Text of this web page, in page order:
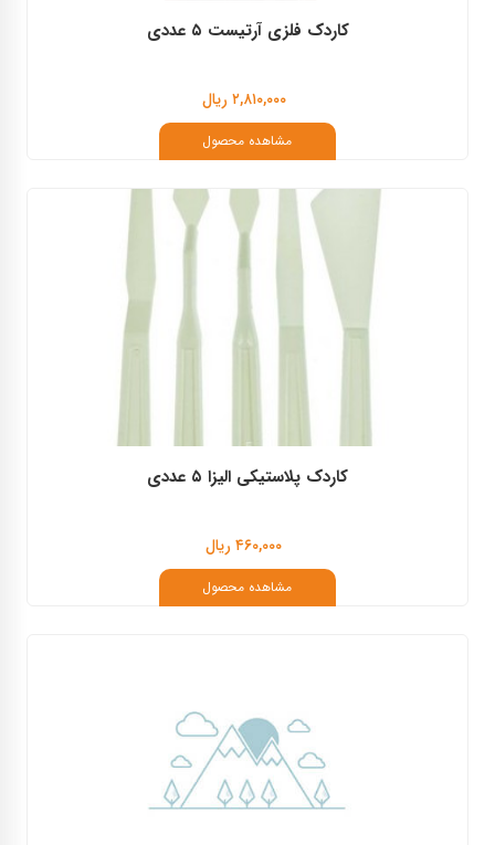
کاردک فلزی آرتیست ۵ عددی
۲,۸۱۰,۰۰۰ ریال
مشاهده محصول
کاردک پلاستیکی الیزا ۵ عددی
۴۶۰,۰۰۰ ریال
مشاهده محصول